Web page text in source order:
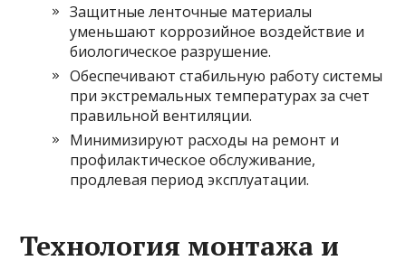
Защитные ленточные материалы
уменьшают коррозийное воздействие и
биологическое разрушение.
Обеспечивают стабильную работу системы
при экстремальных температурах за счет
правильной вентиляции.
Минимизируют расходы на ремонт и
профилактическое обслуживание,
продлевая период эксплуатации.
Технология монтажа и